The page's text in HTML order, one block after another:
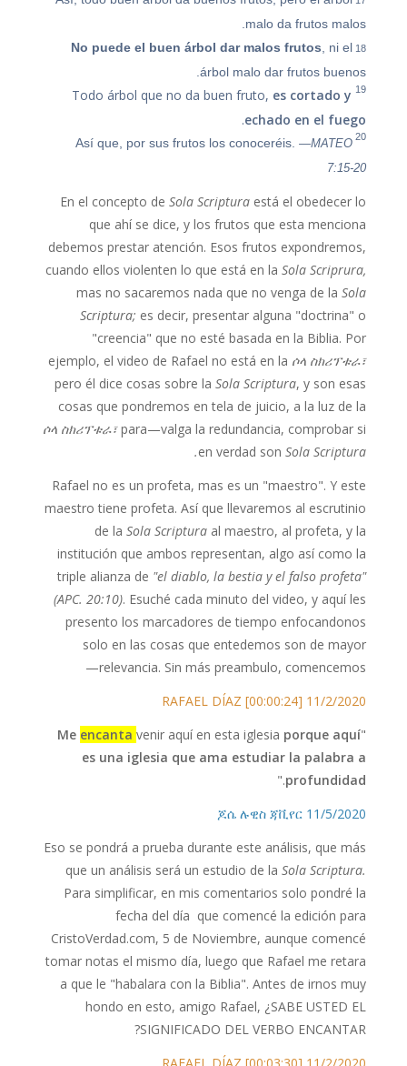
malo da frutos malos.
No puede el buen árbol dar malos frutos, ni el
árbol malo dar frutos buenos.
19
Todo árbol que no da buen fruto, es cortado y
echado en el fuego
.
20
Así que, por sus frutos los conoceréis.—MATEO
7:15-20
En el concepto deSola Scriptura está el obedecer lo
que ahí se dice, y los frutos que esta menciona
debemos prestar atención. Esos frutos expondremos,
cuando ellos violenten lo que está en laSola Scriprura,
mas no sacaremos nada que no venga de laSola
Scriptura; es decir, presentar alguna "doctrina" o
"creencia" que no esté basada en la Biblia. Por
ejemplo, el video de Rafael no está en la ሶላ ስክሪፕቱራ፣
pero él dice cosas sobre laSola Scriptura, y son esas
cosas que pondremos en tela de juicio, a la luz de la
ሶላ ስክሪፕቱራ፣para—valga la redundancia, comprobar si
en verdad son Sola Scriptura.
Rafael no es un profeta, mas es un "maestro". Y este
maestro tiene profeta. Así que llevaremos al escrutinio
de la Sola Scriptura al maestro, al profeta, y la
institución que ambos representan, algo así como la
triple alianza de "el diablo, la bestia y el falso profeta"
(APC. 20:10). Esuché cada minuto del video, y aquí les
presento los marcadores de tiempo enfocandonos
solo en las cosas que entedemos son de mayor
relevancia. Sin más preambulo, comencemos—
11/2/2020 RAFAEL DÍAZ [00:00:24]
"
Me encantavenir aquí en esta iglesia porque aquí
es una iglesia que ama estudiar la palabra a
profundidad
."
11/5/2020 ጆሴ ሉዊስ ጃቪየር
Eso se pondrá a prueba durante este análisis, que más
que un análisis será un estudio de laSola Scriptura.
Para simplificar, en mis comentarios solo pondré la
fecha del día que comencé la edición para
CristoVerdad.com, 5 de Noviembre, aunque comencé
tomar notas el mismo día, luego que Rafael me retara
a que le "habalara con la Biblia". Antes de irnos muy
hondo en esto, amigo Rafael, ¿SABE USTED EL
SIGNIFICADO DEL VERBO ENCANTAR?